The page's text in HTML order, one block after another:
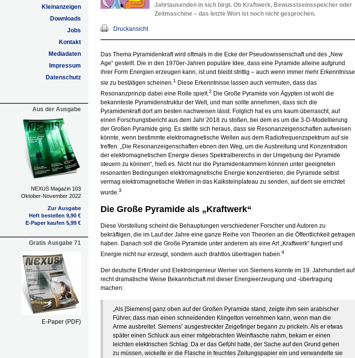
Kleinanzeigen
Downloads
Jobs
Kontakt
Mediadaten
Impressum
Datenschutz
Aus der Ausgabe
NEXUS Magazin 103
Oktober-November 2022
Zur Ausgabe
Heft bestellen 9,90 €
E-Paper kaufen 5,99 €
Gratis Ausgabe 71
E-Paper (PDF)
Jahrtausenden in sich birgt. Ob Kraftwerk, Bewusstseinsspeicher oder
Zeitmaschine – das letzte Wort ist noch nicht gesprochen.
Druckansicht
Das Thema Pyramidenkraft wird oftmals in die Ecke der Pseudowissenschaft und des „New
Age“ gestellt. Die in den 1970er-Jahren populäre Idee, dass eine Pyramide alleine aufgrund
ihrer Form Energien erzeugen kann, ist und bleibt strittig – auch wenn immer mehr Erkenntnisse
sie zu bestätigen scheinen.1
Diese Erkenntnisse lassen auch vermuten, dass das
Resonanzprinzip dabei eine Rolle spielt.2 Die Große Pyramide von Ägypten ist wohl die
bekannteste Pyramidenstruktur der Welt, und man sollte annehmen, dass sich die
Pyramidenkraft dort am besten nachweisen lässt. Folglich hat es uns kaum überrascht, auf
einen Forschungsbericht aus dem Jahr 2018 zu stoßen, bei dem es um die 3-D-Modellierung
der Großen Pyramide ging. Es stellte sich heraus, dass sie Resonanzeigenschaften aufweisen
könnte, wenn bestimmte elektromagnetische Wellen aus dem Radiofrequenzspektrum auf sie
treffen. „Die Resonanzeigenschaften ebnen den Weg, um die Ausbreitung und Konzentration
der elektromagnetischen Energie dieses Spektralbereichs in der Umgebung der Pyramide
steuern zu können“, hieß es. Nicht nur die Pyramidenkammern können unter geeigneten
resonanten Bedingungen elektromagnetische Energie konzentrieren, die Pyramide selbst
vermag elektromagnetische Wellen in das Kalksteinplateau zu senden, auf dem sie errichtet
wurde.3
Die Große Pyramide als „Kraftwerk“
Diese Vorstellung scheint die Behauptungen verschiedener Forscher und Autoren zu
bekräftigen, die im Lauf der Jahre eine ganze Reihe von Theorien an die Öffentlichkeit getragen
haben. Danach soll die Große Pyramide unter anderem als eine Art „Kraftwerk“ fungiert und
Energie nicht nur erzeugt, sondern auch drahtlos übertragen haben.4
Der deutsche Erfinder und Elektroingenieur Werner von Siemens konnte im 19. Jahrhundert auf
recht dramatische Weise Bekanntschaft mit dieser Energieerzeugung und -übertragung
machen:
„Als [Siemens] ganz oben auf der Großen Pyramide stand, zeigte ihm sein arabischer
Führer, dass man einen schneidenden Klingelton vernehmen kann, wenn man die
Arme ausbreitet. Siemens’ ausgestreckter Zeigefinger begann zu prickeln. Als er etwas
später einen Schluck aus einer mitgebrachten Weinflasche nahm, bekam er einen
leichten elek­trischen Schlag. Da er das Gefühl hatte, der Sache auf den Grund gehen
zu müssen, wickelte er die Flasche in feuchtes Zeitungspapier ein und verwandelte sie